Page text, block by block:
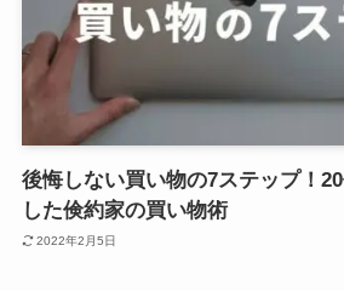
後悔しない買い物の7ステップ！
した倹約家の買い物術
2022年2月5日